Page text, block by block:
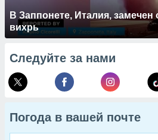
В Заппонете, Италия,
вихрь
Следуйте за нами
Погода в вашей почте